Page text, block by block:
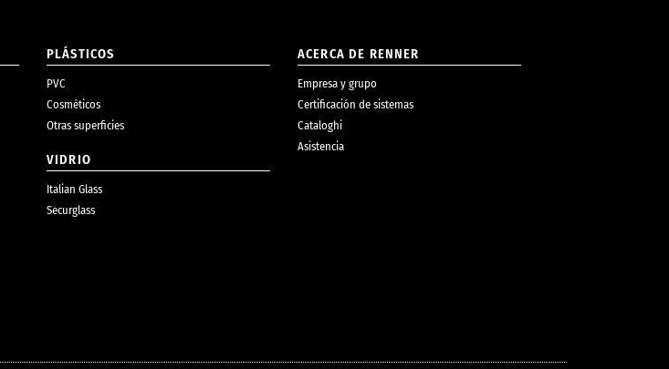
PLÁSTICOS
PVC
Cosméticos
Otras superficies
VIDRIO
Italian Glass
Securglass
ACERCA DE RENNER
Empresa y grupo
Certificación de sistemas
Cataloghi
Asistencia